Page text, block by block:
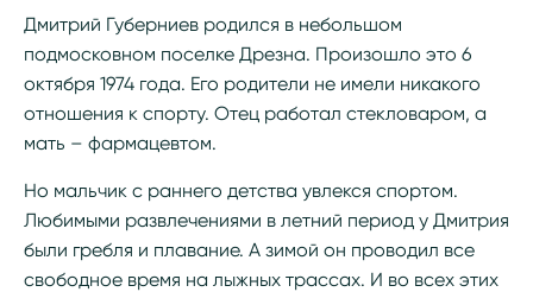
Дмитрий Губерниев родился в небольшом
подмосковном поселке Дрезна. Произошло это 6
октября 1974 года. Его родители не имели никакого
отношения к спорту. Отец работал стекловаром, а
мать – фармацевтом.
Но мальчик с раннего детства увлекся спортом.
Любимыми развлечениями в летний период у Дмитрия
были гребля и плавание. А зимой он проводил все
свободное время на лыжных трассах. И во всех этих